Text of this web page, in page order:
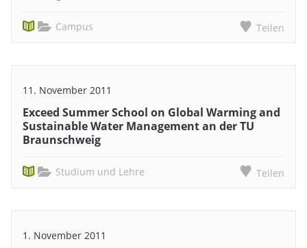
Campus Teilen
11. November 2011
Exceed Summer School on Global Warming and
Sustainable Water Management an der TU
Braunschweig
Studium und Lehre Teilen
1. November 2011